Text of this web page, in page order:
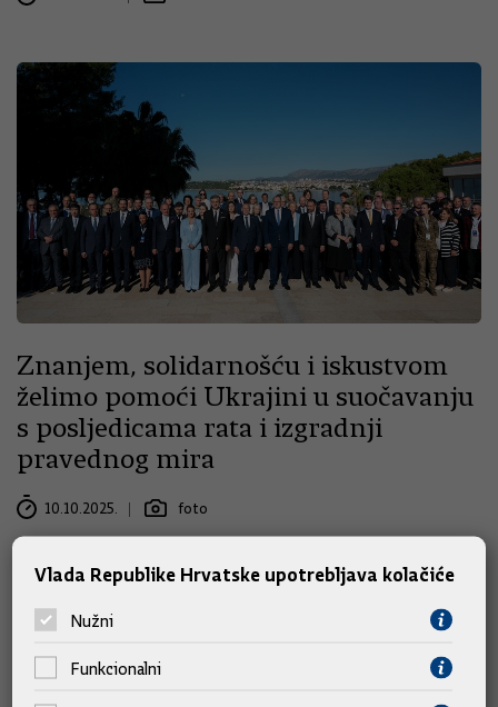
Znanjem, solidarnošću i iskustvom
želimo pomoći Ukrajini u suočavanju
s posljedicama rata i izgradnji
pravednog mira
10.10.2025. foto
Vlada Republike Hrvatske upotrebljava kolačiće
Nužni
Funkcionalni